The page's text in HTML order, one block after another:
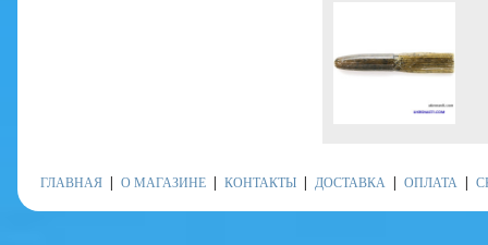
ГЛАВНАЯ О МАГАЗИНЕ КОНТАКТЫ ДОСТАВКА ОПЛАТА